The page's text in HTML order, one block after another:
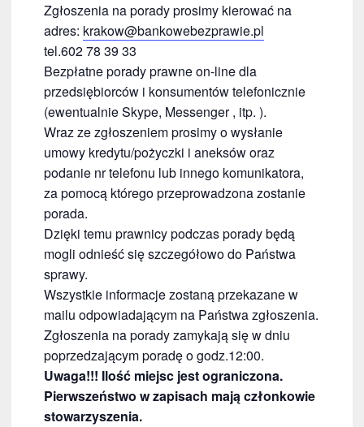
Zgłoszenia na porady prosimy kierować na
adres: krakow@bankowebezprawie.pl
tel.602 78 39 33
Bezpłatne porady prawne on-line dla
przedsiębiorców i konsumentów telefonicznie
(ewentualnie Skype, Messenger , itp. ).
Wraz ze zgłoszeniem prosimy o wysłanie
umowy kredytu/pożyczki i aneksów oraz
podanie nr telefonu lub innego komunikatora,
za pomocą którego przeprowadzona zostanie
porada.
Dzięki temu prawnicy podczas porady będą
mogli odnieść się szczegółowo do Państwa
sprawy.
Wszystkie informacje zostaną przekazane w
mailu odpowiadającym na Państwa zgłoszenia.
Zgłoszenia na porady zamykają się w dniu
poprzedzającym poradę o godz.12:00.
Uwaga!!! Ilość miejsc jest ograniczona.
Pierwszeństwo w zapisach mają członkowie
stowarzyszenia.